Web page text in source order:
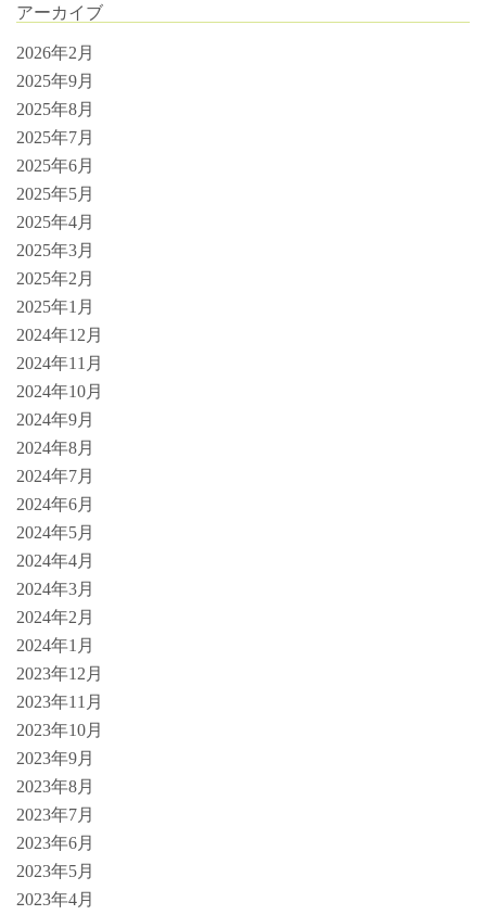
アーカイブ
2026年2月
2025年9月
2025年8月
2025年7月
2025年6月
2025年5月
2025年4月
2025年3月
2025年2月
2025年1月
2024年12月
2024年11月
2024年10月
2024年9月
2024年8月
2024年7月
2024年6月
2024年5月
2024年4月
2024年3月
2024年2月
2024年1月
2023年12月
2023年11月
2023年10月
2023年9月
2023年8月
2023年7月
2023年6月
2023年5月
2023年4月